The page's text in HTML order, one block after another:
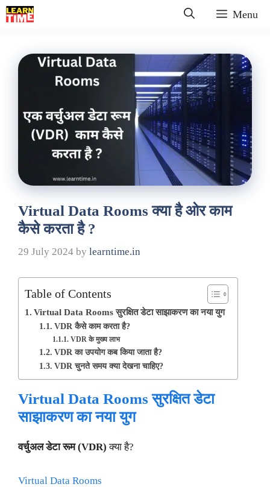
Skip
to
Menu
Virtual Data Rooms क्या है ओर काम
कैसे करता है ?
29 July 2024 by learntime.in
Table of Contents
Virtual Data Rooms सुरक्षित डेटा साझाकरण का नया युग
VDR कैसे काम करता है?
VDR के मुख्य लाभ
VDR का उपयोग कब किया जाता है?
VDR चुनते समय क्या देखना चाहिए?
Virtual Data Roomsसुरक्षित डेटा
साझाकरण का नया युग
वर्चुअल डेटा रूम (VDR) क्या है?
Virtual Data Rooms